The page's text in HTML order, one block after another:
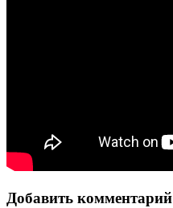
Добавить комментарий